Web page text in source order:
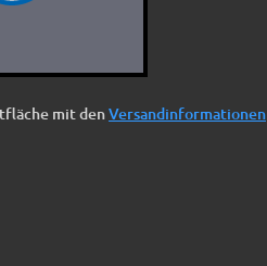
mit denVersandinformationen